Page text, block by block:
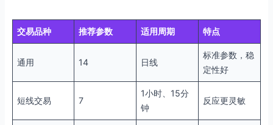
交易品种 推荐参数 适用周期 特点
通用 14 日线
标准参数，稳
定性好
短线交易 7
1小时、15分
钟
反应更灵敏